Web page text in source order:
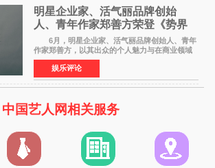
明星企业家、活气丽品牌创始
人、青年作家郑善方荣登《势界
POWERCIRCLES》6月刊
6月，明星企业家、活气丽品牌创始人、青年
作家郑善方，以其出众的个人魅力与在商业领域
的卓越建树，成功登上《势界
POWERCIRCLES》，展现了他在时尚与商业领
域的双重影响力。 明星企业家、青
娱乐评论
中国艺人网相关服务